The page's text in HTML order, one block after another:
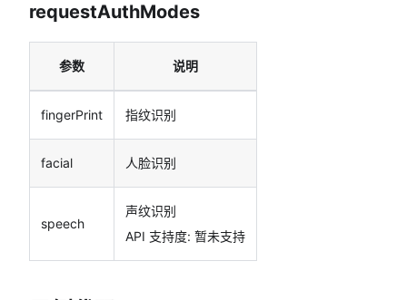
requestAuthModes
参数 说明
fingerPrint 指纹识别
facial 人脸识别
speech
声纹识别
API 支持度: 暂未支持